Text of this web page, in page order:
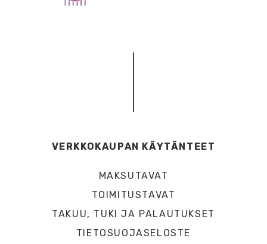
VERKKOKAUPAN KÄYTÄNTEET
MAKSUTAVAT
TOIMITUSTAVAT
TAKUU, TUKI JA PALAUTUKSET
TIETOSUOJASELOSTE